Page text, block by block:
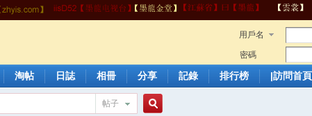
用戶名
密碼
淘帖 日誌 相冊 分享 記錄 排行榜 |訪問首
帖子